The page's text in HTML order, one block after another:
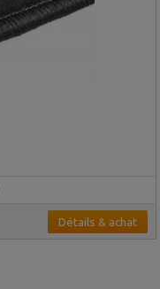
Détails & achat